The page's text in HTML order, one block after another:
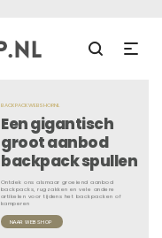
BACKPACKWEBSHOP.NL
Een gigantisch
groot aanbod
backpack spullen
Ontdek ons alsmaar groeiend aanbod
backpacks, rugzakken en vele andere
artikelen voor tijdens het backpacken of
kamperen
NAAR WEBSHOP